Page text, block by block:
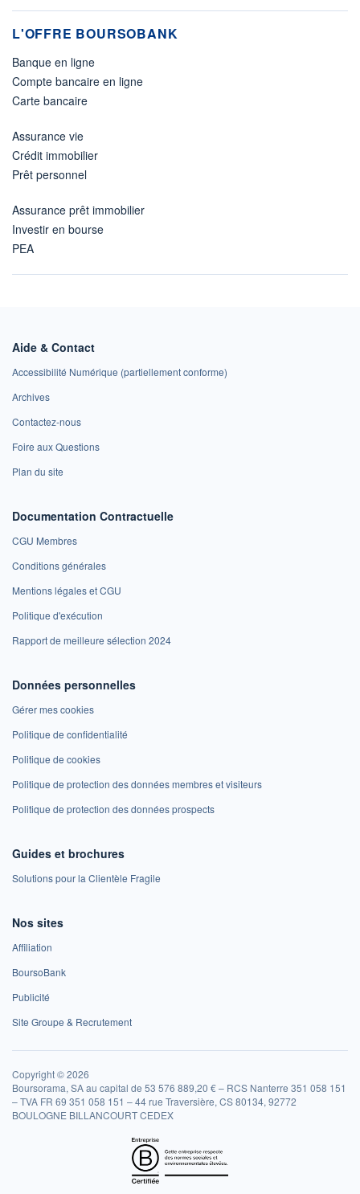
L'OFFRE BOURSOBANK
Banque en ligne
Compte bancaire en ligne
Carte bancaire
Assurance vie
Crédit immobilier
Prêt personnel
Assurance prêt immobilier
Investir en bourse
PEA
Aide & Contact
Accessibilité Numérique (partiellement conforme)
Archives
Contactez-nous
Foire aux Questions
Plan du site
Documentation Contractuelle
CGU Membres
Conditions générales
Mentions légales et CGU
Politique d'exécution
Rapport de meilleure sélection 2024
Données personnelles
Gérer mes cookies
Politique de confidentialité
Politique de cookies
Politique de protection des données membres et visiteurs
Politique de protection des données prospects
Guides et brochures
Solutions pour la Clientèle Fragile
Nos sites
Affiliation
BoursoBank
Publicité
Site Groupe & Recrutement
Copyright © 2026
Boursorama, SA au capital de 53 576 889,20 € – RCS Nanterre 351 058 151
– TVA FR 69 351 058 151 – 44 rue Traversière, CS 80134, 92772
BOULOGNE BILLANCOURT CEDEX